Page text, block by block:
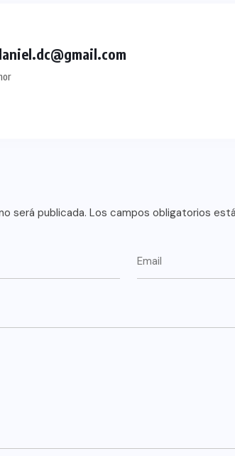
será publicada. Los campos obligatorios